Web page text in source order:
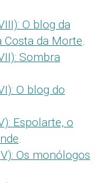
O blog da
Costa da Morte.
Sombra
O blog do
Espolarte, o
.
Os monólogos